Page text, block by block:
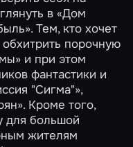
в«Дом
. Тем, кто хочет
обхитрить порочную
и при этом
фантастики и
"Сигма"»,
. Кроме того,
для большой
жителям